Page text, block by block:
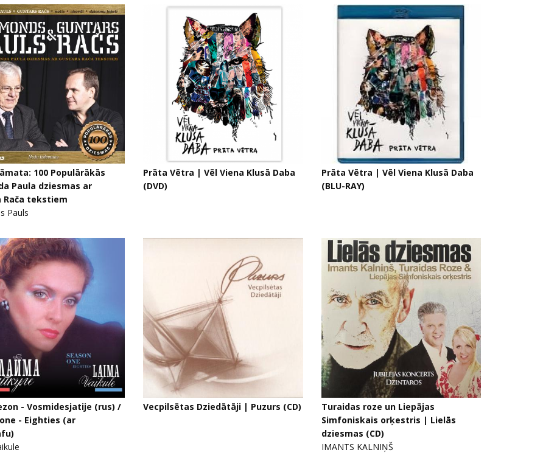
100 Populārākās
Paula dziesmas ar
Rača tekstiem
Pauls
Prāta Vētra | Vēl Viena Klusā Daba
(DVD)
Prāta Vētra | Vēl Viena Klusā Daba
(BLU-RAY)
- Vosmidesjatije (rus) /
- Eighties (ar
Vecpilsētas Dziedātāji | Puzurs (CD)
Turaidas roze un Liepājas
Simfoniskais orķestris | Lielās
dziesmas (CD)
IMANTS KALNIŅŠ